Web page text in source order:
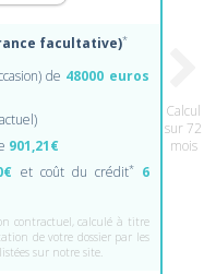
facultative)*
de 48000 euros
901,21€
et coût du crédit*
6
contractuel, calculé à titre
de votre dossier par les
sur notre site.
Calcul
sur 72
mois